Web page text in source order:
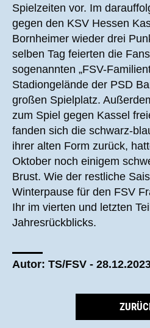
Spielzeiten vor. Im
gegen den KSV Hessen
Bornheimer wieder drei
selben Tag feierten die
sogenannten „FSV-
Stadiongelände der PSD
großen Spielplatz.
zum Spiel gegen Kassel
fanden sich die schwarz-
ihrer alten Form zurück,
Oktober noch einigem
Brust. Wie der restliche
Winterpause für den FSV
Ihr im vierten und letzten
Jahresrückblicks.
Autor: TS/FSV -